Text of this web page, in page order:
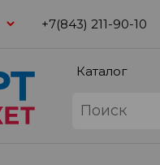
+7(843) 211-90-10
Каталог